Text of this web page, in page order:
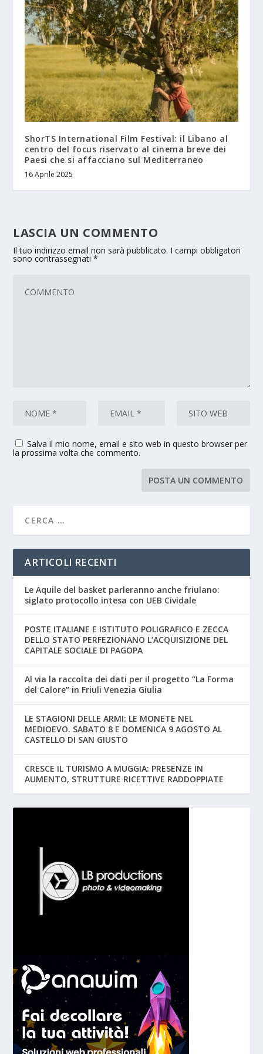
ShorTS International Film Festival: il Libano al
centro del focus riservato al cinema breve dei
Paesi che si affacciano sul Mediterraneo
16 Aprile 2025
LASCIA UN COMMENTO
Il tuo indirizzo email non sarà pubblicato. I campi obbligatori
sono contrassegnati*
Salva il mio nome, email e sito web in questo browser per
la prossima volta che commento.
ARTICOLI RECENTI
Le Aquile del basket parleranno anche friulano:
siglato protocollo intesa con UEB Cividale
POSTE ITALIANE E ISTITUTO POLIGRAFICO E ZECCA
DELLO STATO PERFEZIONANO L’ACQUISIZIONE DEL
CAPITALE SOCIALE DI PAGOPA
Al via la raccolta dei dati per il progetto “La Forma
del Calore” in Friuli Venezia Giulia
LE STAGIONI DELLE ARMI: LE MONETE NEL
MEDIOEVO. SABATO 8 E DOMENICA 9 AGOSTO AL
CASTELLO DI SAN GIUSTO
CRESCE IL TURISMO A MUGGIA: PRESENZE IN
AUMENTO, STRUTTURE RICETTIVE RADDOPPIATE